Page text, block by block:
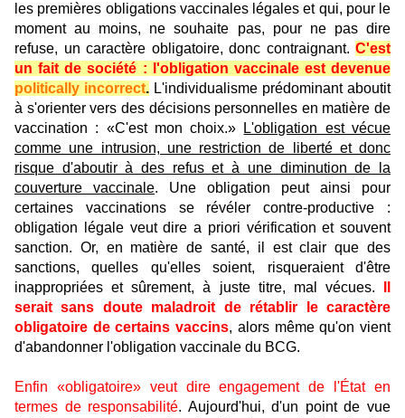
les premières obligations vaccinales légales et qui, pour le
moment au moins, ne souhaite pas, pour ne pas dire
refuse, un caractère obligatoire, donc contraignant. C'est
un fait de société : l'obligation vaccinale est devenue
politically incorrect. L'individualisme prédominant aboutit
à s'orienter vers des décisions personnelles en matière de
vaccination : «C'est mon choix.»
L'obligation est vécue
comme une intrusion, une restriction de liberté et donc
risque d'aboutir à des refus et à une diminution de la
couverture vaccinale. Une obligation peut ainsi pour
certaines vaccinations se révéler contre-productive :
obligation légale veut dire a priori vérification et souvent
sanction. Or, en matière de santé, il est clair que des
sanctions, quelles qu'elles soient, risqueraient d'être
inappropriées et sûrement, à juste titre, mal vécues.
serait sans doute maladroit de rétablir le caractère
obligatoire de certains vaccins, alors même qu'on vient
d'abandonner l'obligation vaccinale du BCG.
Enfin «obligatoire» veut dire engagement de l'État en
termes de responsabilité. Aujourd'hui, d'un point de vue